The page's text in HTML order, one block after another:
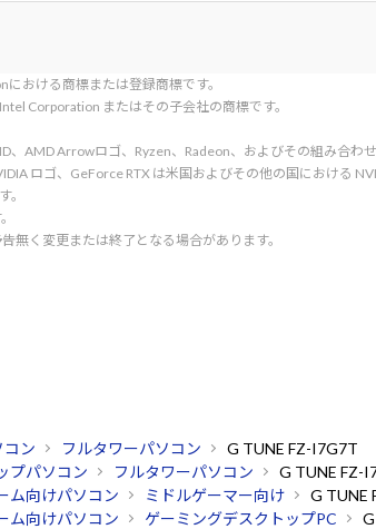
おける商標または登録商標です。
Corporation またはその子会社の商標です。
AMD Arrowロゴ、Ryzen、Radeon、およびその組み合わ
ロゴ、GeForce RTX は米国およびその他の国における
。
無く変更または終了となる場合があります。
コン フルタワーパソコン
G TUNE FZ-I7G7T
プパソコン フルタワーパソコン
G TUNE FZ-
ム向けパソコン ミドルゲーマー向け
G TUNE
ム向けパソコン ゲーミングデスクトップPC